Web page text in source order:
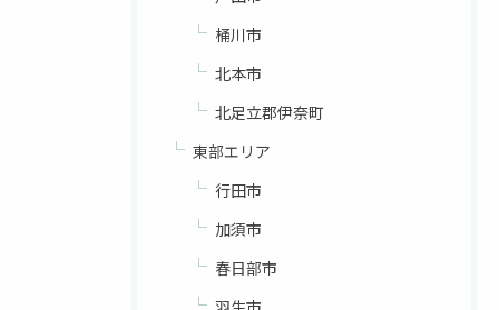
桶川市
北本市
北足立郡伊奈町
東部エリア
行田市
加須市
春日部市